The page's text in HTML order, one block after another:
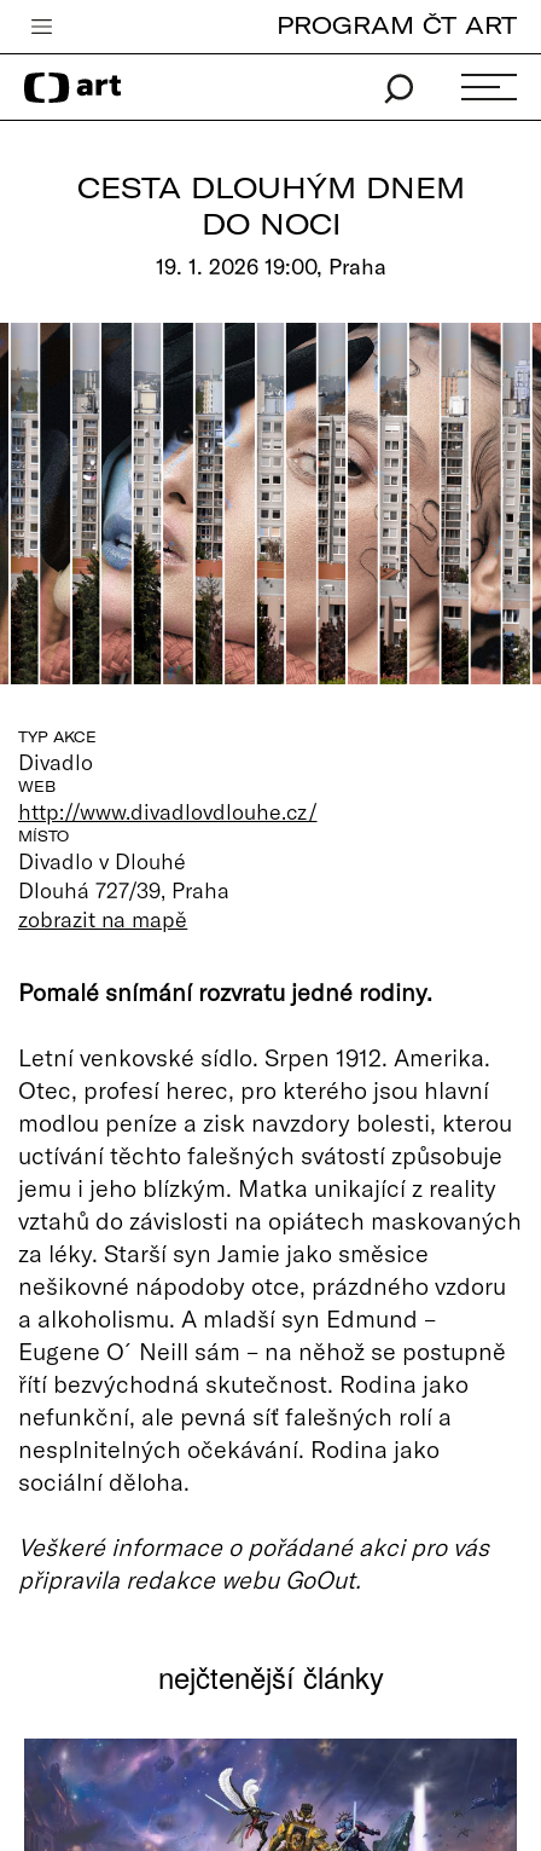
Česká televize
Zpravodajství
Vše o ČT
PROGRAM ČT ART
CESTA DLOUHÝM DNEM
DO NOCI
19. 1. 2026 19:00, Praha
TYP AKCE
Divadlo
WEB
http://www.divadlovdlouhe.cz/
MÍSTO
Divadlo v Dlouhé
Dlouhá 727/39, Praha
zobrazit na mapě
Pomalé snímání rozvratu jedné rodiny.
Letní venkovské sídlo. Srpen 1912. Amerika.
Otec, profesí herec, pro kterého jsou hlavní
modlou peníze a zisk navzdory bolesti, kterou
uctívání těchto falešných svátostí způsobuje
jemu i jeho blízkým. Matka unikající z reality
vztahů do závislosti na opiátech maskovaných
za léky. Starší syn Jamie jako směsice
nešikovné nápodoby otce, prázdného vzdoru
a alkoholismu. A mladší syn Edmund –
Eugene O´Neill sám – na něhož se postupně
řítí bezvýchodná skutečnost. Rodina jako
nefunkční, ale pevná síť falešných rolí a
nesplnitelných očekávání. Rodina jako
sociální děloha.
Veškeré informace o pořádané akci pro vás
připravila redakce webu GoOut.
nejčtenější články